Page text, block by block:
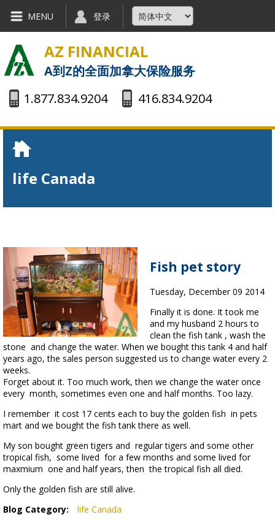
Skip to main content
MENU
登录
AZ FINANCIAL
A到Z的全面加拿大保险服务
1.877.834.9204
416.834.9204
You are here
life Canada
Fish pet story
Tuesday, December 09 2014
Finally it is done. It took me
and my husband 2 hours to
clean the fish tank , wash the
stone and change the water. When we bought this tank 4 and half
years ago, the sales person suggested us to change water every 2
weeks.
Forget about it. Too much work, then we change the water once
every month, sometimes even one and half months. Too lazy.
I remember it cost 17 cents each to buy the golden fish in pets
mart and we bought the fish tank there as well.
My son bought green tigers and regular tigers and some other
tropical fish, some lived for a few months and some lived for
maxmium one and half years, then the tropical fish all died.
Only the golden fish are still alive.
Blog Category:
life Canada